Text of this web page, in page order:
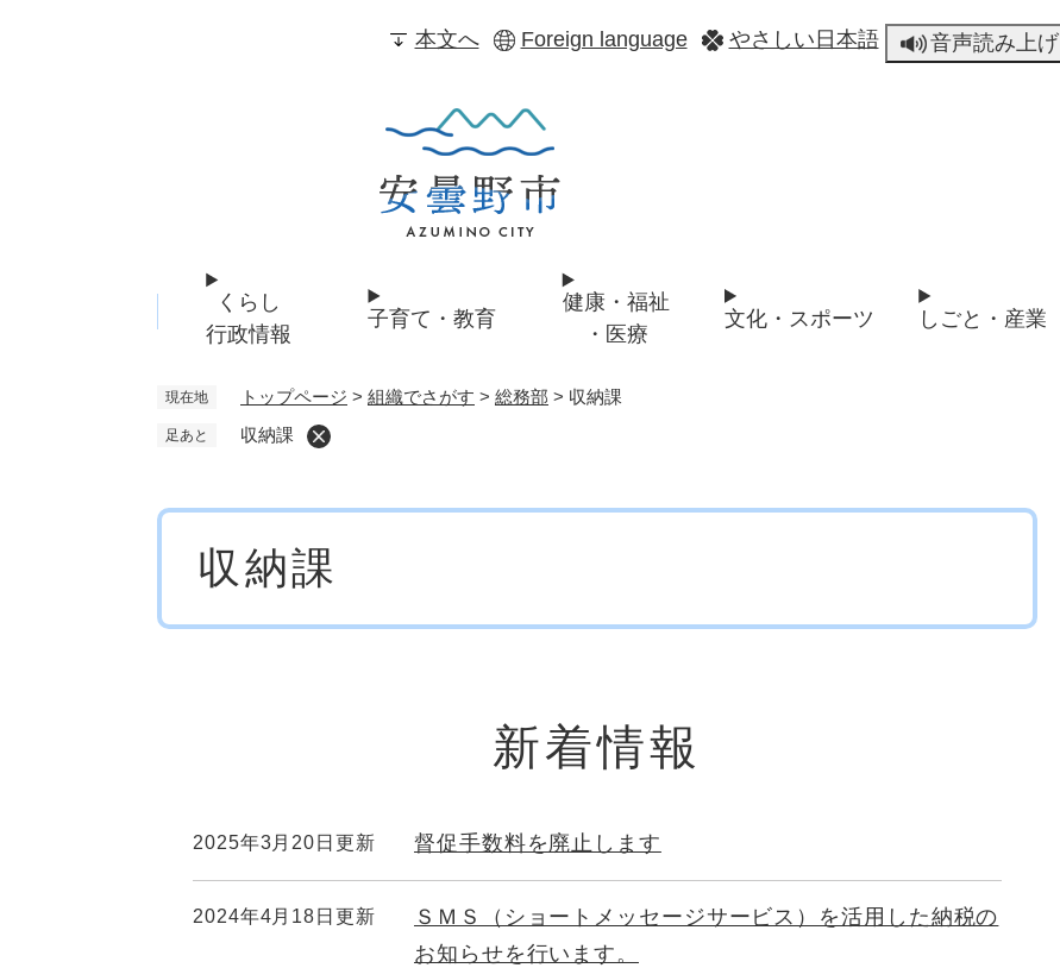
本文へ Foreign language やさしい日本語 音声読み上げ
くらし
行政情報
子育て・教育
健康・福祉
・医療
文化・スポーツ しごと・産業
現在地 トップページ > 組織でさがす > 総務部 > 収納課
足あと 収納課
収納課
新着情報
2025年3月20日更新 督促手数料を廃止します
2024年4月18日更新
ＳＭＳ（ショートメッセージサービス）を活用した納税の
お知らせを行います。